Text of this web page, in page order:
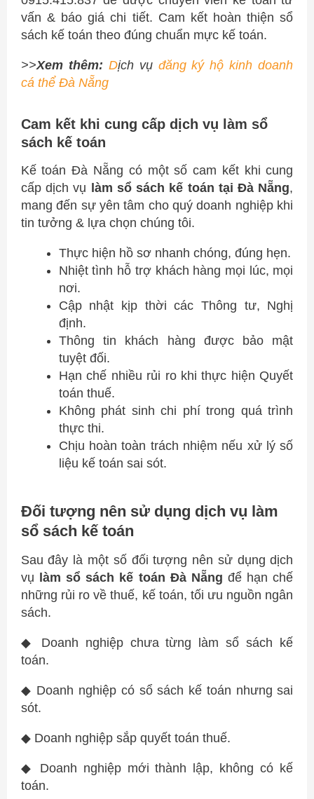
vấn & báo giá chi tiết. Cam kết hoàn thiện sổ
sách kế toán theo đúng chuẩn mực kế toán.
>>Xem thêm: Dịch vụ đăng ký hộ kinh doanh
cá thể Đà Nẵng
Cam kết khi cung cấp dịch vụ làm sổ
sách kế toán
Kế toán Đà Nẵng có một số cam kết khi cung
cấp dịch vụ
làm sổ sách kế toán tại Đà Nẵng,
mang đến sự yên tâm cho quý doanh nghiệp khi
tin tưởng & lựa chọn chúng tôi.
Thực hiện hồ sơ nhanh chóng, đúng hẹn.
Nhiệt tình hỗ trợ khách hàng mọi lúc, mọi
nơi.
Cập nhật kịp thời các Thông tư, Nghị
định.
Thông tin khách hàng được bảo mật
tuyệt đối.
Hạn chế nhiều rủi ro khi thực hiện Quyết
toán thuế.
Không phát sinh chi phí trong quá trình
thực thi.
Chịu hoàn toàn trách nhiệm nếu xử lý số
liệu kế toán sai sót.
Đối tượng nên sử dụng dịch vụ làm
sổ sách kế toán
Sau đây là một số đối tượng nên sử dụng dịch
vụ
làm sổ sách kế toán Đà Nẵng để hạn chế
những rủi ro về thuế, kế toán, tối ưu nguồn ngân
sách.
◆ Doanh nghiệp chưa từng làm sổ sách kế
toán.
◆ Doanh nghiệp có sổ sách kế toán nhưng sai
sót.
◆ Doanh nghiệp sắp quyết toán thuế.
◆ Doanh nghiệp mới thành lập, không có kế
toán.